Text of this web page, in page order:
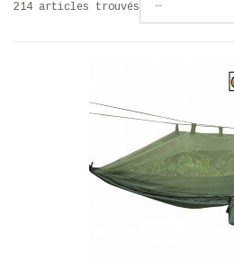
214 articles trouvés